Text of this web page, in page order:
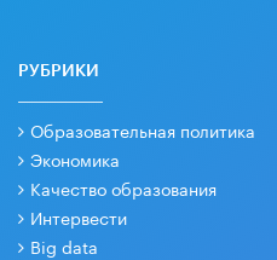
РУБРИКИ
Образовательная политика
Экономика
Качество образования
Интервести
Big data